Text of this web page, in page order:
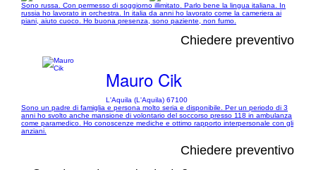
Sono russa. Con permesso di soggiorno illimitato. Parlo bene la lingua italiana. In
russia ho lavorato in orchestra. In italia da anni ho lavorato come la cameriera ai
piani, aiuto cuoco. Ho buona presenza, sono paziente, non fumo.
Chiedere preventivo
Mauro Cik
L'Aquila (L'Aquila) 67100
Sono un padre di famiglia e persona molto seria e disponibile. Per un periodo di 3
anni ho svolto anche mansione di volontario del soccorso presso 118 in ambulanza
come paramedico. Ho conoscenze mediche e ottimo rapporto interpersonale con gli
anziani.
Chiedere preventivo